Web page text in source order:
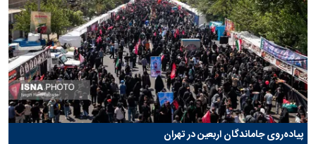
پیاده‌روی جاماندگان اربعین در تهران